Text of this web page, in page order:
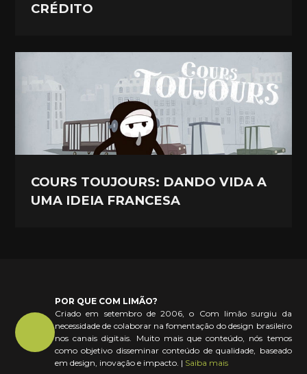
CRÉDITO
COURS TOUJOURS: DANDO VIDA A
UMA IDEIA FRANCESA
POR QUE COM LIMÃO?
Criado em setembro de 2006, o Com limão surgiu da
necessidade de colaborar na fomentação do design brasileiro
nos canais digitais. Muito mais que conteúdo, nós temos
como objetivo disseminar conteúdo de qualidade, baseado
em design, inovação e impacto. | Saiba mais